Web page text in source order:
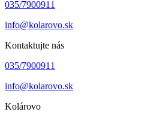
035/7900911
info@kolarovo.sk
Kontaktujte nás
035/7900911
info@kolarovo.sk
Kolárovo